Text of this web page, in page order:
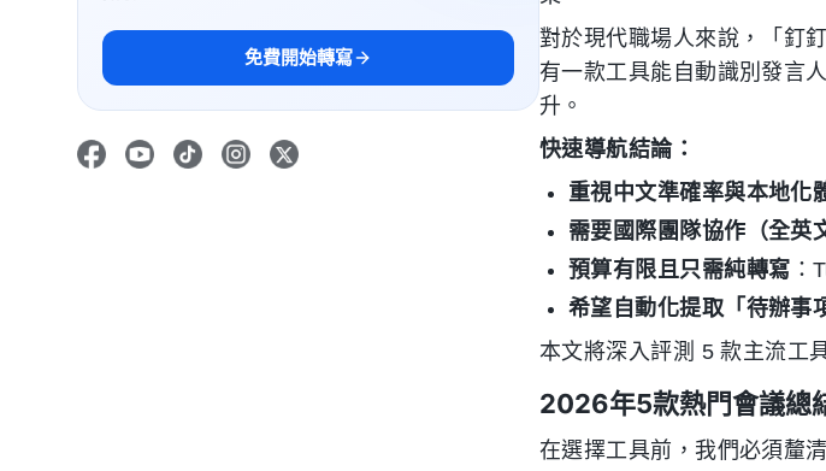
免費開始轉寫
對於現代職場人來說，「釘
有一款工具能自動識別發言
升。
快速導航結論：
重視中文準確率與本地化
需要國際團隊協作（全英
預算有限且只需純轉寫 ：
希望自動化提取「待辦事
本文將深入評測 5 款主流工
2026年5款熱門會議總
在選擇工具前，我們必須釐